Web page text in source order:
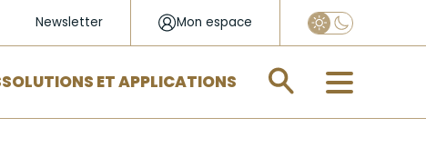
Newsletter Mon espace
Appliquer
SOLUTIONS ET APPLICATIONS